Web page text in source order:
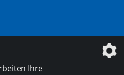
ist ein Unternehmen der
Ihre